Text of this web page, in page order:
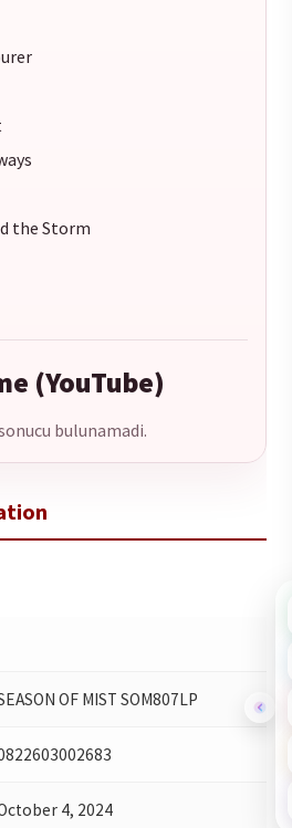
the Storm
(YouTube)
bulunamadi.
OF MIST SOM807LP
4, 2024